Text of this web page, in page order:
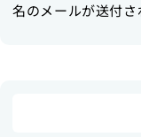
名のメールが送付さ